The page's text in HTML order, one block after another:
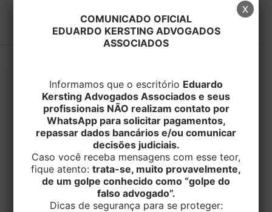
COMUNICADO OFICIAL
EDUARDO KERSTING ADVOGADOS
ASSOCIADOS
Informamos que o escritório Eduardo
Kersting Advogados Associados e seus
profissionais NÃO realizam contato por
WhatsApp para solicitar pagamentos,
repassar dados bancários e/ou comunicar
decisões judiciais.
Caso você receba mensagens com esse teor,
fique atento: trata-se, muito provavelmente,
de um golpe conhecido como “golpe do
falso advogado”.
Dicas de segurança para se proteger:
x